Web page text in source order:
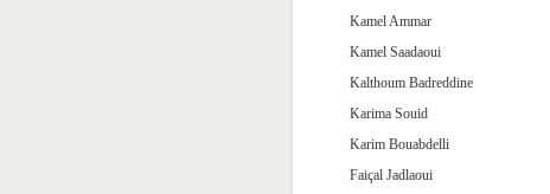
Kamel Ammar
Kamel Saadaoui
Kalthoum Badreddine
Karima Souid
Karim Bouabdelli
Faiçal Jadlaoui